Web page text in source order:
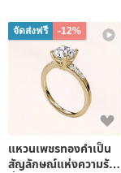
จัดส่งฟรี -12%
แหวนเพชรทองคำเป็น
สัญลักษณ์แห่งความรัก